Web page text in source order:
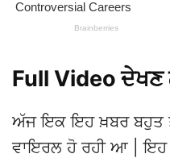
Full Video ਦੇਖਣ
ਅੱਜ ਇਕ ਇਹ ਖ਼ਬਰ ਬਹੁਤ
ਵਾਇਰਲ ਹੋ ਰਹੀ ਆ | ਇਹ